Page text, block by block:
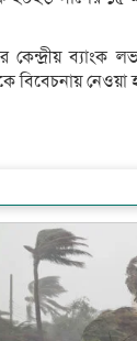
ব্যাংক
বিবেচনায় নেওয়া